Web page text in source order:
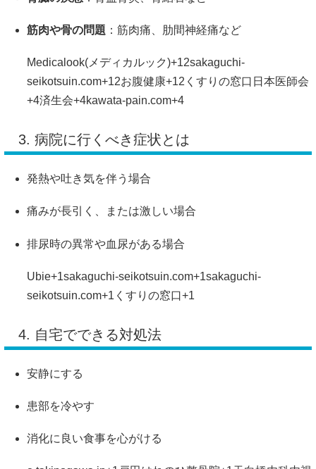
筋肉や骨の問題 ： 筋肉痛、 肋間神経痛など
Medicalook(メディカルック)+12sakaguchi-
seikotsuin.com+12お腹健康+12 くすりの窓口 日本医師会
+4済生会+4kawata-pain.com+4
3. 病院に行く べき症状と は
発熱や吐き気を伴う 場合
痛みが長引く、 または激しい場合
排尿時の異常や血尿がある場合
Ubie+1sakaguchi-seikotsuin.com+1sakaguchi-
seikotsuin.com+1 くすりの窓口+1
4. 自宅でできる対処法
安静にする
患部を冷やす
消化に 良い食事を心がける